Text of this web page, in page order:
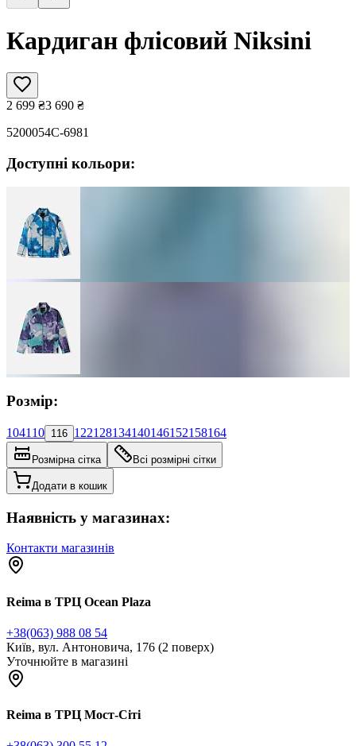
Кардиган флісовий Niksini
2 699 ₴3 690 ₴
5200054C-6981
Доступні кольори:
Розмір:
104110 116 122128134140146152158164
Розмірна сітка Всі розмірні сітки
Додати в кошик
Наявність у магазинах:
Контакти магазинів
Reima в ТРЦ Ocean Plaza
+38(063) 988 08 54
Київ, вул. Антоновича, 176 (2 поверх)
Уточнюйте в магазині
Reima в ТРЦ Мост-Сіті